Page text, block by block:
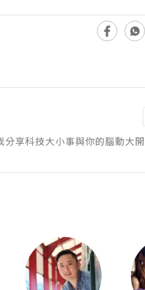
享科技大小事與你的腦動大開